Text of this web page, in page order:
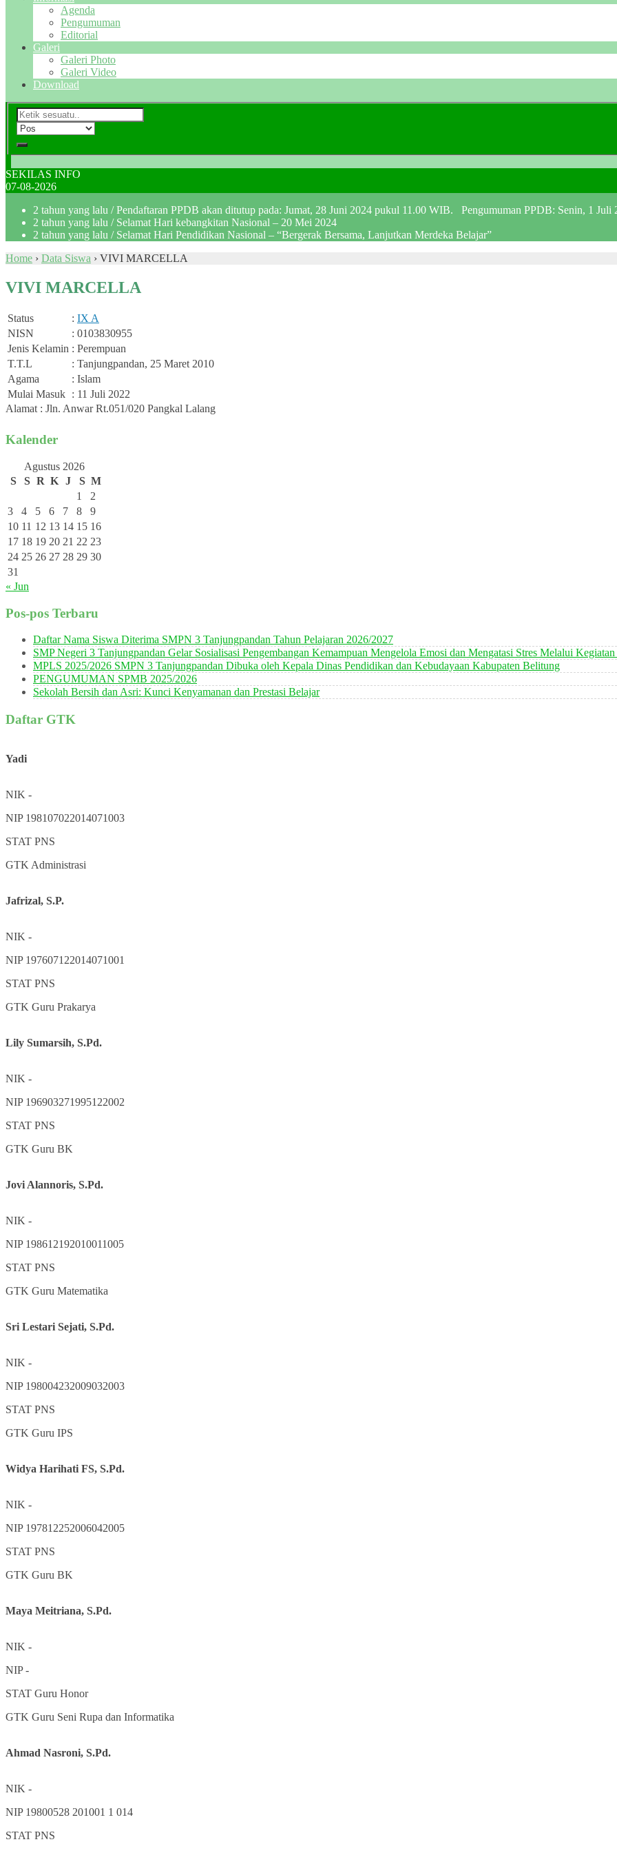
Agenda
Pengumuman
Editorial
Galeri
Galeri Photo
Galeri Video
Download
SEKILAS INFO
07-08-2026
2 tahun yang lalu / Pendaftaran PPDB akan ditutup pada: Jumat, 28 Juni 2024 pukul 11.00 WIB. Pengumuman PPDB: Senin, 1 Juli
2 tahun yang lalu / Selamat Hari kebangkitan Nasional – 20 Mei 2024
2 tahun yang lalu / Selamat Hari Pendidikan Nasional – “Bergerak Bersama, Lanjutkan Merdeka Belajar”
Home › Data Siswa › VIVI MARCELLA
VIVI MARCELLA
Status : IX A
NISN
: 0103830955
Jenis Kelamin : Perempuan
T.T.L
: Tanjungpandan, 25 Maret 2010
Agama
: Islam
Mulai Masuk : 11 Juli 2022
Alamat : Jln. Anwar Rt.051/020 Pangkal Lalang
Kalender
Agustus 2026
S
S R K J S M
1
2
3
4 5 6 7 8
9
10 11 12 13 14 15 16
17 18 19 20 21 22 23
24 25 26 27 28 29 30
31
« Jun
Pos-pos Terbaru
Daftar Nama Siswa Diterima SMPN 3 Tanjungpandan Tahun Pelajaran 2026/2027
SMP Negeri 3 Tanjungpandan Gelar Sosialisasi Pengembangan Kemampuan Mengelola Emosi dan Mengatasi Stres Melalui
MPLS 2025/2026 SMPN 3 Tanjungpandan Dibuka oleh Kepala Dinas Pendidikan dan Kebudayaan Kabupaten Belitung
PENGUMUMAN SPMB 2025/2026
Sekolah Bersih dan Asri: Kunci Kenyamanan dan Prestasi Belajar
Daftar GTK
Yadi
NIK -
NIP 198107022014071003
STAT PNS
GTK Administrasi
Jafrizal, S.P.
NIK -
NIP 197607122014071001
STAT PNS
GTK Guru Prakarya
Lily Sumarsih, S.Pd.
NIK -
NIP 196903271995122002
STAT PNS
GTK Guru BK
Jovi Alannoris, S.Pd.
NIK -
NIP 198612192010011005
STAT PNS
GTK Guru Matematika
Sri Lestari Sejati, S.Pd.
NIK -
NIP 198004232009032003
STAT PNS
GTK Guru IPS
Widya Harihati FS, S.Pd.
NIK -
NIP 197812252006042005
STAT PNS
GTK Guru BK
Maya Meitriana, S.Pd.
NIK -
NIP-
STAT Guru Honor
GTK Guru Seni Rupa dan Informatika
Ahmad Nasroni, S.Pd.
NIK -
NIP 19800528 201001 1 014
STAT PNS